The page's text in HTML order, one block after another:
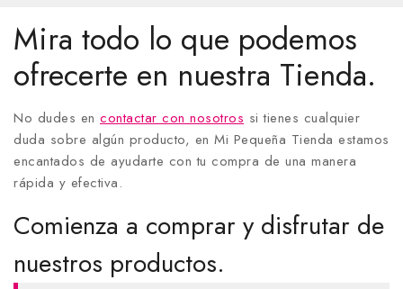
Mira todo lo que podemos
ofrecerte en nuestra Tienda.
No dudes en contactar con nosotros si tienes cualquier
duda sobre algún producto, en Mi Pequeña Tienda estamos
encantados de ayudarte con tu compra de una manera
rápida y efectiva.
Comienza a comprar y disfrutar de
nuestros productos.